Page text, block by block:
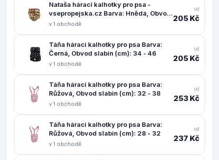
Nataša hárací kalhotky pro psa -
vsepropejska.cz Barva: Hnědá, Obvod
slabin (cm): 22 - 44
v 1 obchodě
od
205 Kč
Táňa hárací kalhotky pro psa Barva:
Černá, Obvod slabin (cm): 34 - 46
v 1 obchodě
od
205 Kč
Táňa hárací kalhotky pro psa Barva:
Růžová, Obvod slabin (cm): 32 - 38
v 1 obchodě
od
253 Kč
Táňa hárací kalhotky pro psa Barva:
Růžová, Obvod slabin (cm): 28 - 32
v 1 obchodě
od
237 Kč